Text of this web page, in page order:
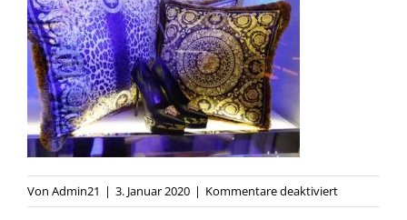
Von Admin21 | 3. Januar 2020 | Kommentare deaktiviertfür
IMG_0010